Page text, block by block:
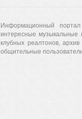
Информационный
интересные музыкальные
клубных реалтонов,
общительные